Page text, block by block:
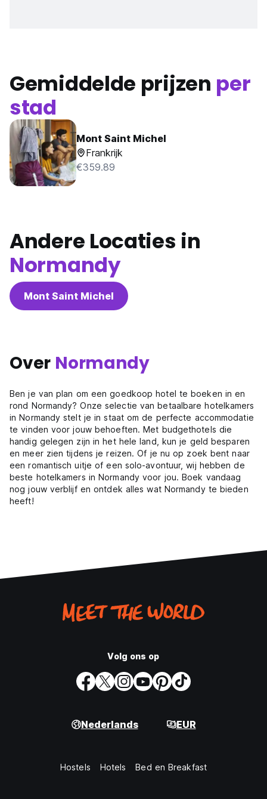
Gemiddelde prijzen per
stad
Mont Saint Michel
Frankrijk
€359.89
Andere Locaties in
Normandy
Mont Saint Michel
Over Normandy
Ben je van plan om een goedkoop hotel te boeken in en
rond Normandy? Onze selectie van betaalbare hotelkamers
in Normandy stelt je in staat om de perfecte accommodatie
te vinden voor jouw behoeften. Met budgethotels die
handig gelegen zijn in het hele land, kun je geld besparen
en meer zien tijdens je reizen. Of je nu op zoek bent naar
een romantisch uitje of een solo-avontuur, wij hebben de
beste hotelkamers in Normandy voor jou. Boek vandaag
nog jouw verblijf en ontdek alles wat Normandy te bieden
heeft!
Volg ons op
Nederlands EUR
Hostels Hotels Bed en Breakfast